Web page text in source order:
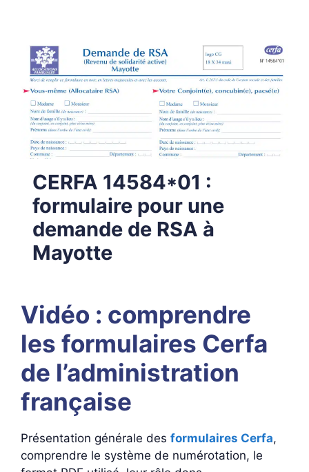
CERFA 14584*01 :
formulaire pour une
demande de RSA à
Mayotte
Vidéo : comprendre
les formulaires Cerfa
de l’administration
française
Présentation générale des formulaires Cerfa,
comprendre le système de numérotation, le